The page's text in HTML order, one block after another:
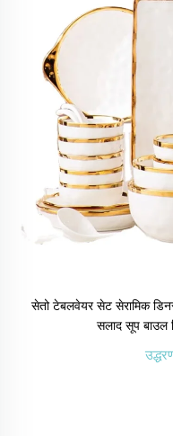
सेतो टेबलवेयर सेट सेरामिक
सलाद सूप बाउल